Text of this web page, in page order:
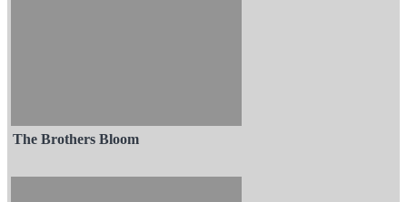
The Brothers Bloom